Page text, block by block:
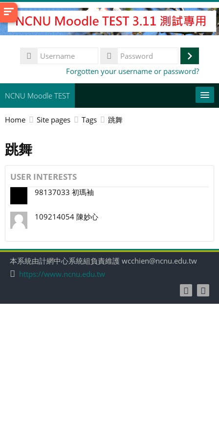
Skip
to
main
Username
Log
Forgotten your username or password?
NCNU Moodle TEST
常用連結
English (United States) ‎(en_us)‎
Search
Home Site pages Tags 跳舞
跳舞
USER INTERESTS
98137033 初瑪袖
109214054 陳妙心
本系統由計網中心系統組負責維護 wcchien@ncnu.edu.tw
https://www.ncnu.edu.tw